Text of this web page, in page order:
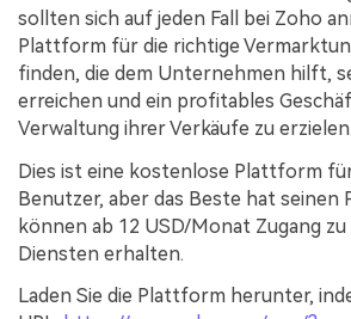
sollten sich auf jeden Fall bei Zoho
Plattform für die richtige
finden, die dem Unternehmen hilft,
erreichen und ein profitables
Verwaltung ihrer Verkäufe zu erzielen.
Dies ist eine kostenlose Plattform
Benutzer, aber das Beste hat seinen
können ab 12 USD/Monat Zugang
Diensten erhalten.
Laden Sie die Plattform herunter,